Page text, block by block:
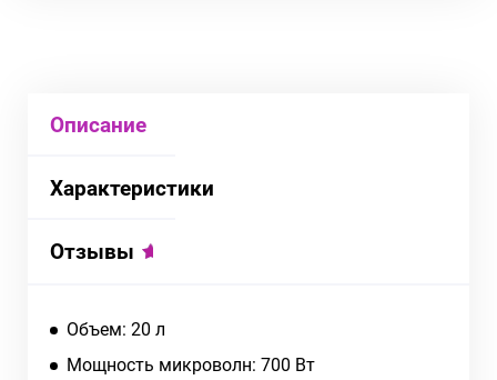
Описание
Характеристики
Отзывы
Объем: 20 л
Мощность микроволн: 700 Вт